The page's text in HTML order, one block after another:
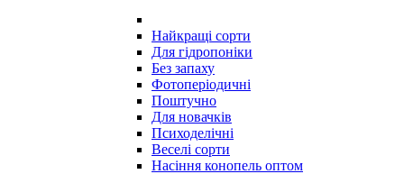
Найкращі сорти
Для гідропоніки
Без запаху
Фотоперіодичні
Поштучно
Для новачків
Психоделічні
Веселі сорти
Насіння конопель оптом